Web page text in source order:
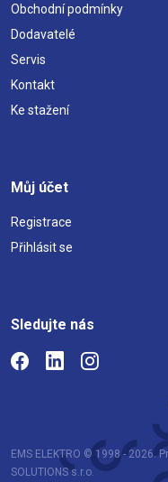
Obchodní podmínky
Dodavatelé
Servis
Kontakt
Ke stažení
Můj účet
Registrace
Přihlásit se
Sledujte nás
EMS ELEKTRO © 1998 - 2026.
SOLUTIONS s.r.o.